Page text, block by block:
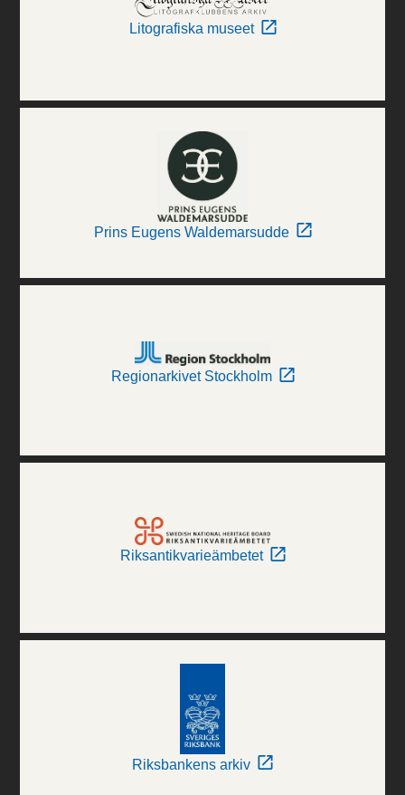
Litografiska museet
Prins Eugens Waldemarsudde
Regionarkivet Stockholm
Riksantikvarieämbetet
Riksbankens arkiv